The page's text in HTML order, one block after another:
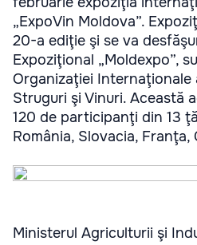
„ExpoVin Moldova”.
20-a ediţie şi se va
Expoziţional „Moldexpo”,
Organizaţiei
Struguri şi Vinuri. Această
120 de participanţi din 13
România, Slovacia, Franţa,
Ministerul Agriculturii şi